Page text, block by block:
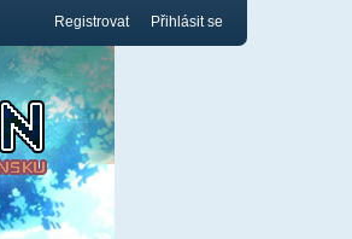
Registrovat Přihlásit se